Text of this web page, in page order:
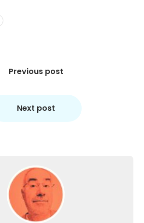
Previous post
Next post